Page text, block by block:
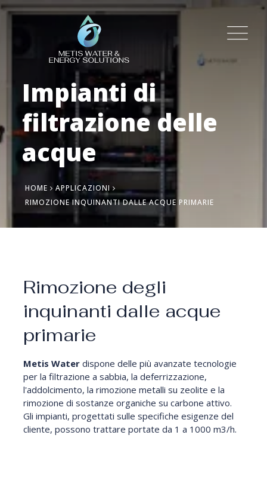
Impianti di
filtrazione delle
acque
HOME
APPLICAZIONI
RIMOZIONE INQUINANTI DALLE ACQUE PRIMARIE
Rimozione degli
inquinanti dalle acque
primarie
Metis Water dispone delle più avanzate tecnologie
per la filtrazione a sabbia, la deferrizzazione,
l'addolcimento, la rimozione metalli su zeolite e la
rimozione di sostanze organiche su carbone attivo.
Gli impianti, progettati sulle specifiche esigenze del
cliente, possono trattare portate da 1 a 1000 m3/h.